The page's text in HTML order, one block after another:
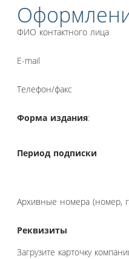
ФИО контактного лица
E-mail
Телефон/факс
Форма издания:
Период подписки
Архивные номера (номер,
Реквизиты
Загрузите карточку